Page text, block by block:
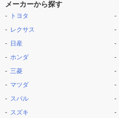
メーカーから探す
トヨタ
レクサス
日産
ホンダ
三菱
マツダ
スバル
スズキ